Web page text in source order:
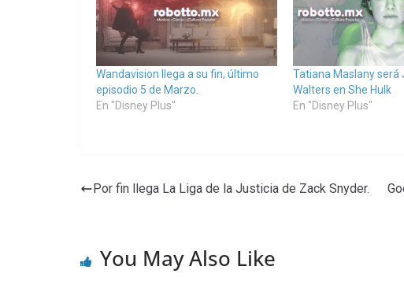
Wandavision llega a su fin, último
episodio 5 de Marzo.
En "Disney Plus"
Tatiana Maslany será
Walters en She Hulk
En "Disney Plus"
Por fin llega La Liga de la Justicia de Zack Snyder.
You May Also Like